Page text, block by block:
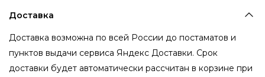
Доставка
Доставка возможна по всей России до постаматов и
пунктов выдачи сервиса Яндекс Доставки. Срок
доставки будет автоматически рассчитан в корзине при